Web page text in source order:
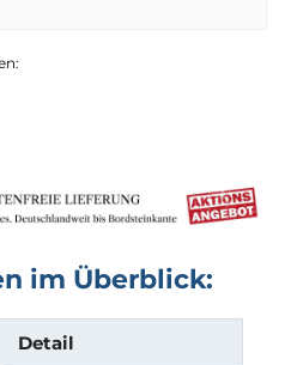
im Überblick:
Detail